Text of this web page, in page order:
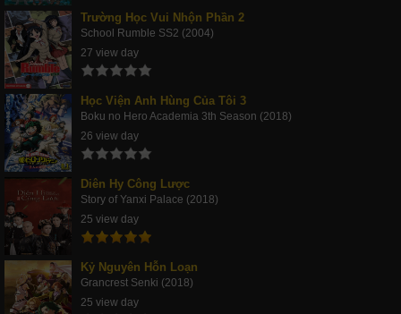
Trường Học Vui Nhộn Phần 2
School Rumble SS2 (2004)
27 view day
Học Viện Anh Hùng Của Tôi 3
Boku no Hero Academia 3th Season (2018)
26 view day
Diên Hy Công Lược
Story of Yanxi Palace (2018)
25 view day
Kỷ Nguyên Hỗn Loạn
Grancrest Senki (2018)
25 view day